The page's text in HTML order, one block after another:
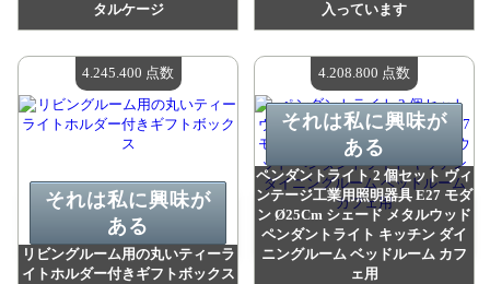
タルケージ
利用可能な数量：4
入っています
利用可能な数量：4
リビングルーム用の丸いティーラ
イトホルダー付きギフトボックス
それは私に興味が
ある
4.245.400 点数
ペンダントライト 2 個セット ヴィ
ンテージ工業用照明器具 E27 モダ
ン Ø25Cm シェード メタルウッド
ペンダントライト キッチン ダイ
ニングルーム ベッドルーム カフ
ェ用
それは私に興味が
ある
4.208.800 点数